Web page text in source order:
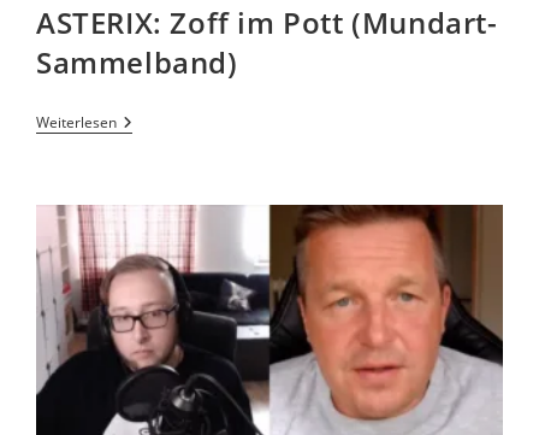
ASTERIX: Zoff im Pott (Mundart-
Sammelband)
Weiterlesen